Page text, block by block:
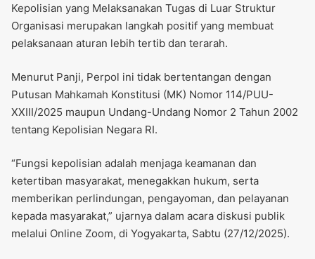
Kepolisian yang Melaksanakan Tugas di Luar Struktur
Organisasi merupakan langkah positif yang membuat
pelaksanaan aturan lebih tertib dan terarah.
Menurut Panji, Perpol ini tidak bertentangan dengan
Putusan Mahkamah Konstitusi (MK) Nomor 114/PUU-
XXIII/2025 maupun Undang-Undang Nomor 2 Tahun 2002
tentang Kepolisian Negara RI.
“Fungsi kepolisian adalah menjaga keamanan dan
ketertiban masyarakat, menegakkan hukum, serta
memberikan perlindungan, pengayoman, dan pelayanan
kepada masyarakat,” ujarnya dalam acara diskusi publik
melalui Online Zoom, di Yogyakarta, Sabtu (27/12/2025).